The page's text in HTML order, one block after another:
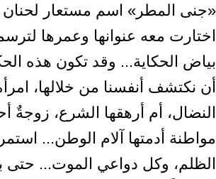
«جنى المطر» اسم مستعار
اختارت معه عنوانها وعمرها
بياض الحكاية... وقد تكون هذه
أن نكتشف أنفسنا من خلالها،
النضال، أم أرهقها الشرع، زوجةٌ
مواطنة أدمتها آلام الوطن...
الظلم، وكل دواعي الموت... حتى